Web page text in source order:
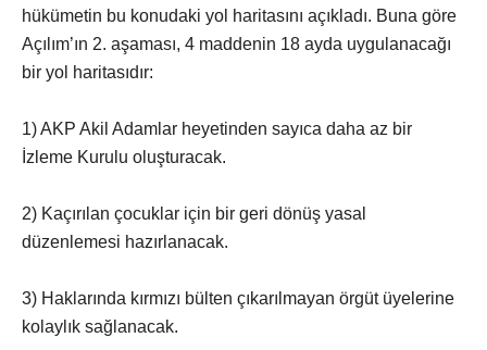
hükümetin bu konudaki yol haritasını açıkladı. Buna göre
Açılım’ın 2. aşaması, 4 maddenin 18 ayda uygulanacağı
bir yol haritasıdır:
1) AKP Akil Adamlar heyetinden sayıca daha az bir
İzleme Kurulu oluşturacak.
2) Kaçırılan çocuklar için bir geri dönüş yasal
düzenlemesi hazırlanacak.
3) Haklarında kırmızı bülten çıkarılmayan örgüt üyelerine
kolaylık sağlanacak.